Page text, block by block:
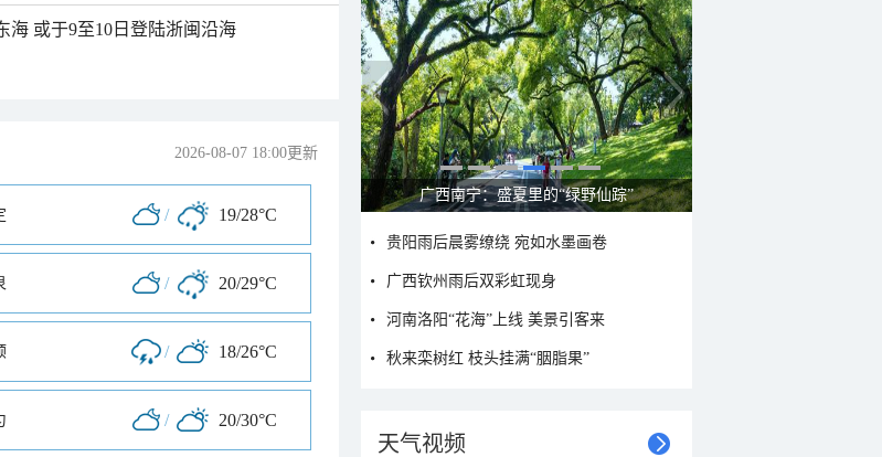
海 或于9至10日登陆浙闽沿海
2026-08-07 18:00更新
/ 19/28°C
/ 20/29°C
/ 18/26°C
/ 20/30°C
呼伦贝尔草原 藏着最治愈的蓝天白云
贵阳雨后晨雾缭绕 宛如水墨画卷
广西钦州雨后双彩虹现身
河南洛阳“花海”上线 美景引客来
秋来栾树红 枝头挂满“胭脂果”
天气视频